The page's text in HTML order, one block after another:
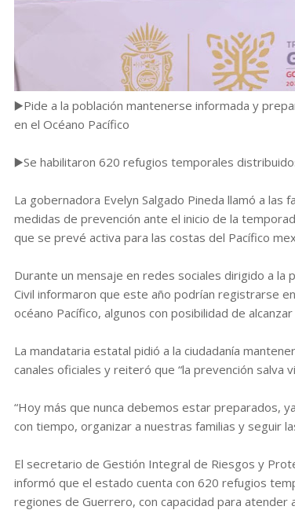
▶️Pide a la población mantenerse informada y
en el Océano Pacífico
▶️Se habilitaron 620 refugios temporales
La gobernadora Evelyn Salgado Pineda llamó a las
medidas de prevención ante el inicio de la
que se prevé activa para las costas del Pacífico
Durante un mensaje en redes sociales dirigido a la
Civil informaron que este año podrían registrarse
océano Pacífico, algunos con posibilidad de
La mandataria estatal pidió a la ciudadanía
canales oficiales y reiteró que “la prevención salva
“Hoy más que nunca debemos estar preparados,
con tiempo, organizar a nuestras familias y seguir
El secretario de Gestión Integral de Riesgos y
informó que el estado cuenta con 620 refugios
regiones de Guerrero, con capacidad para atender